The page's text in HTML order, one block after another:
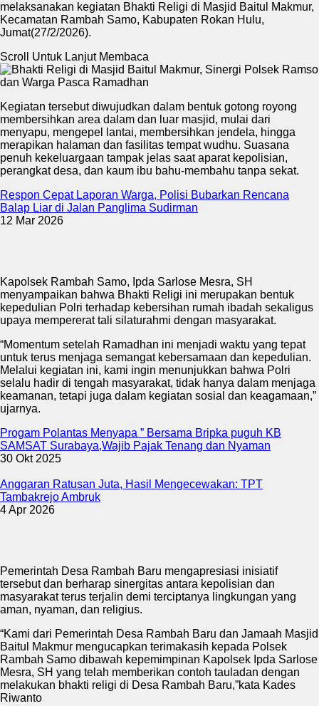
melaksanakan kegiatan Bhakti Religi di Masjid Baitul Makmur,
Kecamatan Rambah Samo, Kabupaten Rokan Hulu,
Jumat(27/2/2026).
Scroll Untuk Lanjut Membaca
Kegiatan tersebut diwujudkan dalam bentuk gotong royong
membersihkan area dalam dan luar masjid, mulai dari
menyapu, mengepel lantai, membersihkan jendela, hingga
merapikan halaman dan fasilitas tempat wudhu. Suasana
penuh kekeluargaan tampak jelas saat aparat kepolisian,
perangkat desa, dan kaum ibu bahu-membahu tanpa sekat.
Respon Cepat Laporan Warga, Polisi Bubarkan Rencana
Balap Liar di Jalan Panglima Sudirman
12 Mar 2026
Kapolsek Rambah Samo, Ipda Sarlose Mesra, SH
menyampaikan bahwa Bhakti Religi ini merupakan bentuk
kepedulian Polri terhadap kebersihan rumah ibadah sekaligus
upaya mempererat tali silaturahmi dengan masyarakat.
“Momentum setelah Ramadhan ini menjadi waktu yang tepat
untuk terus menjaga semangat kebersamaan dan kepedulian.
Melalui kegiatan ini, kami ingin menunjukkan bahwa Polri
selalu hadir di tengah masyarakat, tidak hanya dalam menjaga
keamanan, tetapi juga dalam kegiatan sosial dan keagamaan,”
ujarnya.
Progam Polantas Menyapa ” ‎Bersama Bripka puguh KB
SAMSAT Surabaya,Wajib Pajak Tenang dan Nyaman
30 Okt 2025
Anggaran Ratusan Juta, Hasil Mengecewakan: TPT
Tambakrejo Ambruk
4 Apr 2026
Pemerintah Desa Rambah Baru mengapresiasi inisiatif
tersebut dan berharap sinergitas antara kepolisian dan
masyarakat terus terjalin demi terciptanya lingkungan yang
aman, nyaman, dan religius.
“Kami dari Pemerintah Desa Rambah Baru dan Jamaah Masjid
Baitul Makmur mengucapkan terimakasih kepada Polsek
Rambah Samo dibawah kepemimpinan Kapolsek Ipda Sarlose
Mesra, SH yang telah memberikan contoh tauladan dengan
melakukan bhakti religi di Desa Rambah Baru,”kata Kades
Riwanto